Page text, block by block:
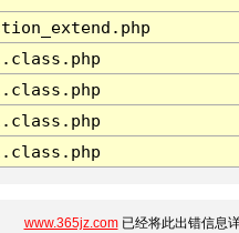
www.365jz.com已经将此出错信息